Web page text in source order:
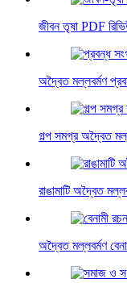
জীবন তৃষা PDF
অদ্বৈত মল্লবর্মণ
গল্প সমগ্র অদ্বৈত
রাঙামাটি অদ্বৈত
অদ্বৈত মল্লবর্মণ